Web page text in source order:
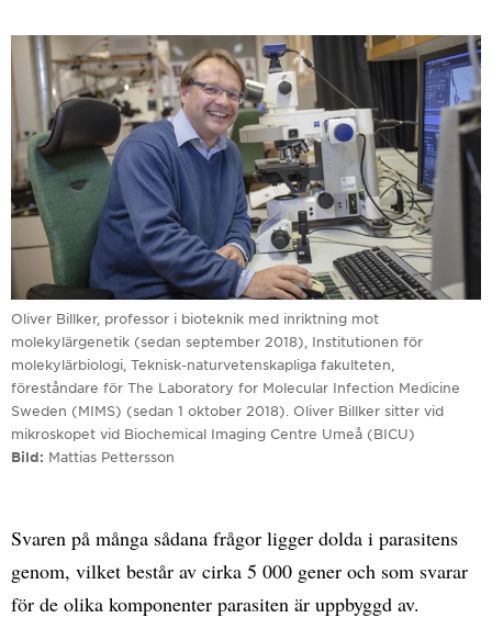
Oliver Billker, professor i bioteknik med inriktning mot
molekylärgenetik (sedan september 2018), Institutionen för
molekylärbiologi, Teknisk-naturvetenskapliga fakulteten,
föreståndare för The Laboratory for Molecular Infection Medicine
Sweden (MIMS) (sedan 1 oktober 2018). Oliver Billker sitter vid
mikroskopet vid Biochemical Imaging Centre Umeå (BICU)
Bild
Mattias Pettersson
Svaren på många sådana frågor ligger dolda i parasitens
genom, vilket består av cirka 5 000 gener och som svarar
för de olika komponenter parasiten är uppbyggd av.